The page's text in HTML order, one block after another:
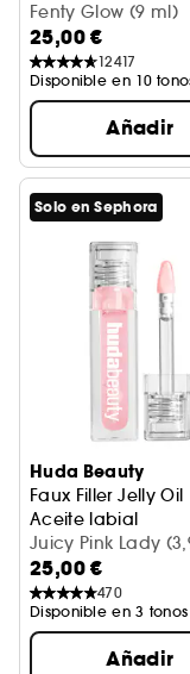
Brillo de labios
Fenty Glow (9 ml)
25,00 €
12417
Disponible en 10
Añadir
Solo en Sephora
Huda Beauty
Faux Filler Jelly Oil
Aceite labial
Juicy Pink Lady
25,00 €
470
Disponible en 3 tonos
Añadir